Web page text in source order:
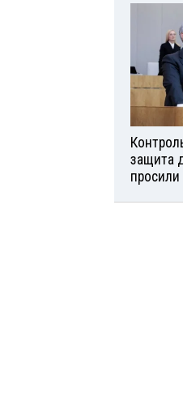
защита
просили